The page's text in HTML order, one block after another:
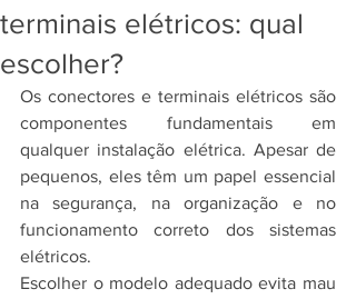
terminais elétricos: qual
escolher?
Os conectores e terminais elétricos são
componentes fundamentais em
qualquer instalação elétrica. Apesar de
pequenos, eles têm um papel essencial
na segurança, na organização e no
funcionamento correto dos sistemas
elétricos.
Escolher o modelo adequado evita mau